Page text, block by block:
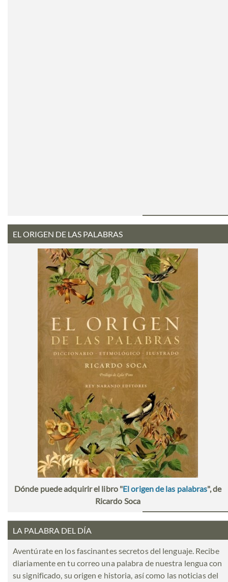
EL ORIGEN DE LAS PALABRAS
Dónde puede adquirir el libro "El origen de las palabras", de
Ricardo Soca
LA PALABRA DEL DÍA
Aventúrate en los fascinantes secretos del lenguaje. Recibe
diariamente en tu correo una palabra de nuestra lengua con
su significado, su origen e historia, así como las noticias del